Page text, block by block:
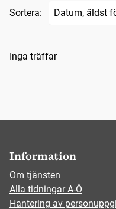
Sortera:
Inga träffar
Information
Om tjänsten
Alla tidningar A-Ö
Hantering av